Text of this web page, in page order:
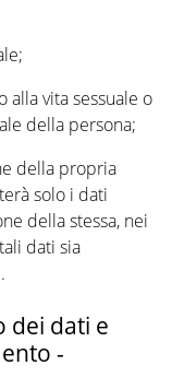
alla vita sessuale o
della persona;
della propria
solo i dati
della stessa, nei
dati sia
dei dati e
-